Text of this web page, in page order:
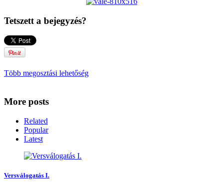
Tetszett a bejegyzés?
Több megosztási lehetőség
More posts
Related
Popular
Latest
Versválogatás I.